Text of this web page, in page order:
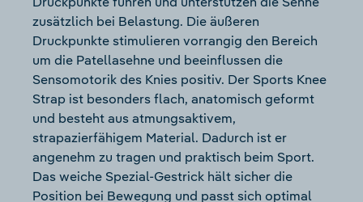
zusätzlich bei Belastung. Die äußeren
Druckpunkte stimulieren vorrangig den Bereich
um die Patellasehne und beeinflussen die
Sensomotorik des Knies positiv. Der Sports Knee
Strap ist besonders flach, anatomisch geformt
und besteht aus atmungsaktivem,
strapazierfähigem Material. Dadurch ist er
angenehm zu tragen und praktisch beim Sport.
Das weiche Spezial-Gestrick hält sicher die
Position bei Bewegung und passt sich optimal